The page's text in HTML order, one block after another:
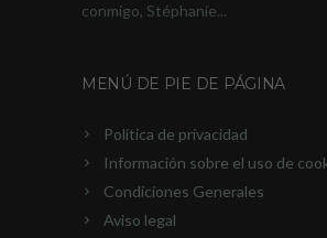
conmigo, Stéphanie...
MENÚ DE PIE DE PÁGINA
Política de privacidad
Información sobre el uso de
Condiciones Generales
Aviso legal